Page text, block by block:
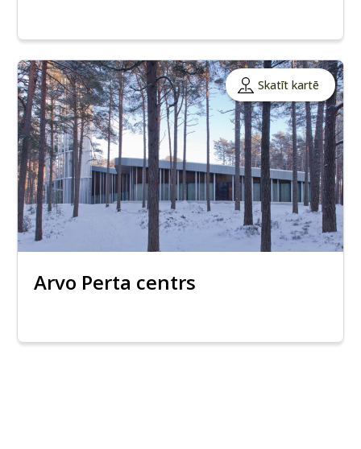
Skatīt kartē
Arvo Perta centrs